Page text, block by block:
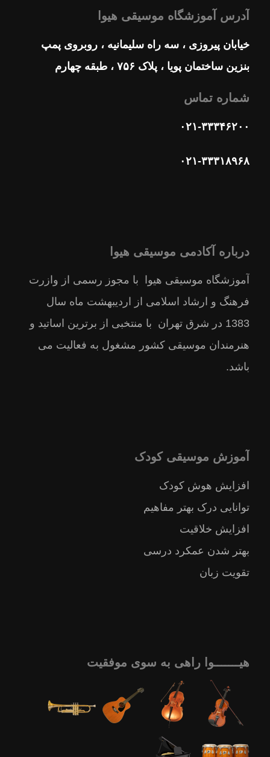
آدرس آموزشگاه موسیقی هیوا
خیابان پیروزی ، سه راه سلیمانیه ، روبروی پمپ
بنزین ساختمان پویا ، پلاک ۷۵۶ ، طبقه چهارم
شماره تماس
۰۲۱-۳۳۳۴۶۲۰۰
۰۲۱-۳۳۳۱۸۹۶۸
درباره آکادمی موسیقی هیوا
آموزشگاه موسیقی هیوا با مجوز رسمى از وازرت
فرهنگ و ارشاد اسلامى از ارديبهشت ماه سال
1383 در شرق تهران با منتخبى از برترين اساتيد و
هنرمندان موسيقى كشور مشغول به فعالیت می
باشد.
آموزش موسیقی کودک
افزایش هوش کودک
توانایی درک بهتر مفاهیم
افزایش خلاقیت
بهتر شدن عمکرد درسی
تقویت زبان
هیـــــــوا راهی به سوی موفقیت